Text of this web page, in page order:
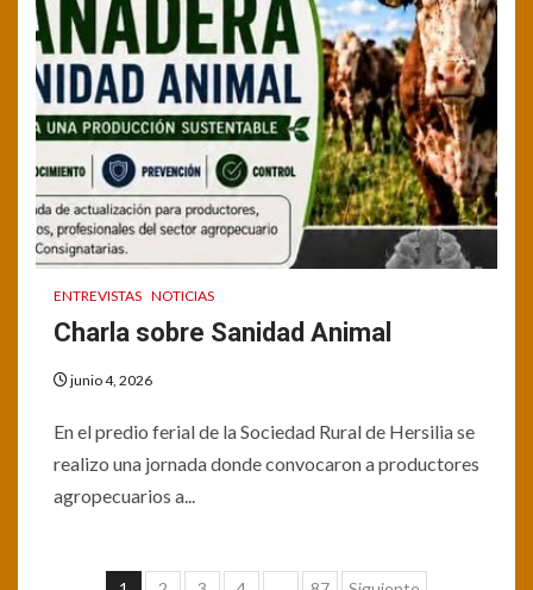
ENTREVISTAS NOTICIAS
Charla sobre Sanidad Animal
junio 4, 2026
En el predio ferial de la Sociedad Rural de Hersilia se
realizo una jornada donde convocaron a productores
agropecuarios a...